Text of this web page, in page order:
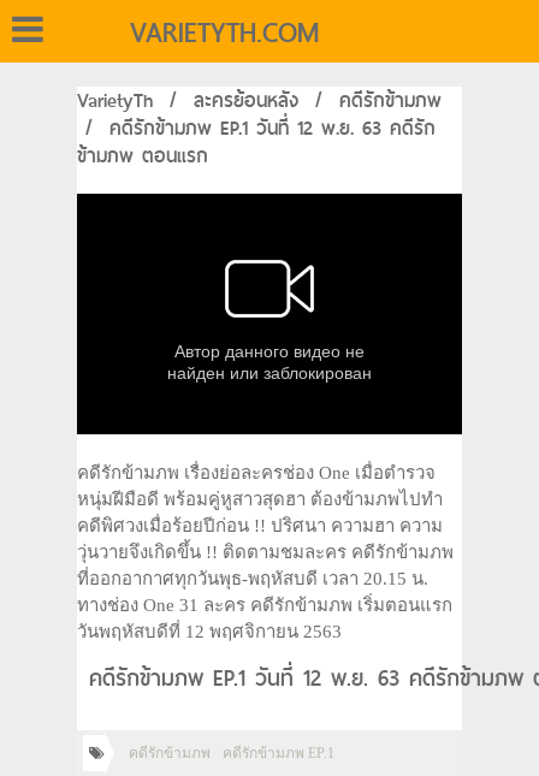
VARIETYTH.COM
VarietyTh / ละครย้อนหลัง / คดีรักข้ามภพ
/ คดีรักข้ามภพ EP.1 วันที่ 12 พ.ย. 63 คดีรัก
ข้ามภพ ตอนแรก
คดีรักข้ามภพ เรื่องย่อละครช่อง One เมื่อตำรวจ
หนุ่มฝีมือดี พร้อมคู่หูสาวสุดฮา ต้องข้ามภพไปทำ
คดีพิศวงเมื่อร้อยปีก่อน !! ปริศนา ความฮา ความ
วุ่นวายจึงเกิดขึ้น !! ติดตามชมละคร คดีรักข้ามภพ
ที่ออกอากาศทุกวันพุธ-พฤหัสบดี เวลา 20.15 น.
ทางช่อง One 31 ละคร คดีรักข้ามภพ เริ่มตอนแรก
วันพฤหัสบดีที่ 12 พฤศจิกายน 2563
คดีรักข้ามภพ EP.1 วันที่ 12 พ.ย. 63 คดีรักข้ามภพ
คดีรักข้ามภพ คดีรักข้ามภพ EP.1